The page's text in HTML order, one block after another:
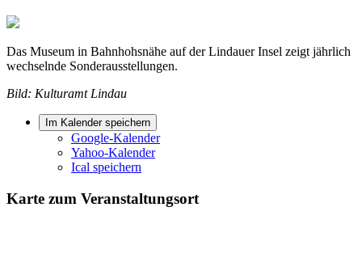
Das Museum in Bahnhohsnähe auf der Lindauer Insel zeigt jährlich
wechselnde Sonderausstellungen.
Bild: Kulturamt Lindau
Im Kalender speichern
Google-Kalender
Yahoo-Kalender
Ical speichern
Karte zum Veranstaltungsort